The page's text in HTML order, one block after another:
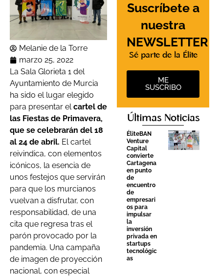
Melanie de la Torre
marzo 25, 2022
La Sala Glorieta 1 del
Ayuntamiento de Murcia
ha sido el lugar elegido
para presentar elcartel de
las Fiestas de Primavera,
que se celebrarán del 18
al 24 de abril. El cartel
reivindica, con elementos
icónicos, la esencia de
unos festejos que servirán
para que los murcianos
vuelvan a disfrutar, con
responsabilidad, de una
cita que regresa tras el
parón provocado por la
pandemia. Una campaña
de imagen de proyección
nacional, con especial
Suscríbete a
nuestra
NEWSLETTER
Sé parte de la Élite
ME
SUSCRIBO
Últimas Noticias
ÉliteBAN
Venture
Capital
convierte
Cartagena
en punto
de
encuentro
de
empresari
os para
impulsar
la
inversión
privada en
startups
tecnológic
as